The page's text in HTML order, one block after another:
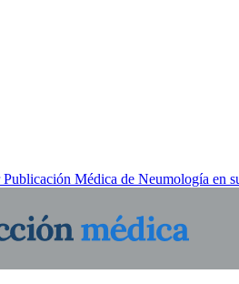
Médica de Neumología en